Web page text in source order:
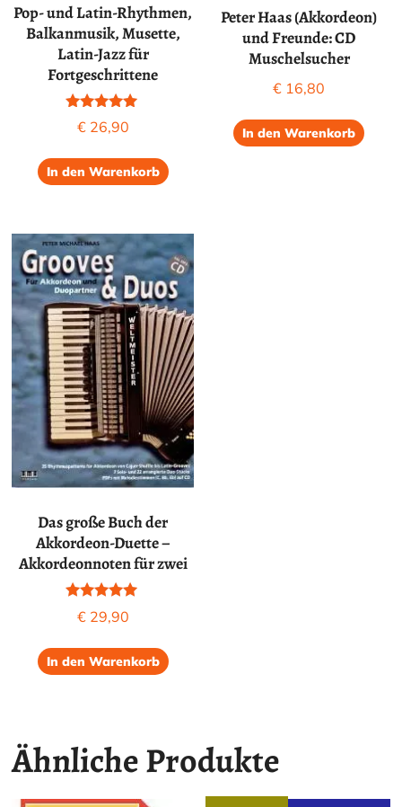
Pop- und Latin-Rhythmen,
Balkanmusik, Musette,
Latin-Jazz für
Fortgeschrittene
Bewertet mit
5.00
€26,90
In den Warenkorb
Peter Haas (Akkordeon)
und Freunde: CD
Muschelsucher
€ 16,80
In den Warenkorb
Das große Buch der
Akkordeon-Duette –
Akkordeonnoten für zwei
Bewertet mit
5.00
€29,90
In den Warenkorb
Ähnliche Produkte